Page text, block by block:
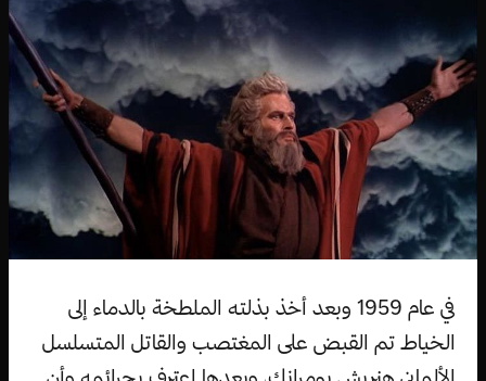
في عام 1959 وبعد أخذ بذلته الملطخة بالدماء إلى
الخياط تم القبض على المغتصب والقاتل المتسلسل